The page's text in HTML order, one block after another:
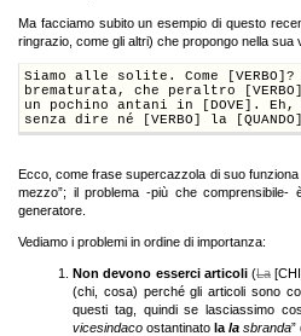
Ma facciamo subito un esempio di questo
ringrazio, come gli altri) che propongo nella sua
Siamo alle solite. Come
brematurata, che peraltro
un pochino antani in [DOVE]. Eh,
senza dire né [VERBO] la
Ecco, come frase supercazzola di suo
mezzo”; il problema -più che
generatore.
Vediamo i problemi in ordine di importanza:
Non devono esserci articoli(La
(chi, cosa) perché gli articoli sono
questi tag, quindi se lasciassimo
vicesindaco ostantinato la la sbranda”